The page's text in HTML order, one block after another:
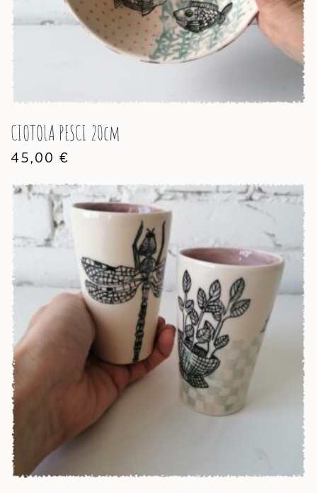
CIOTOLA PESCI 20cm
45,00 €